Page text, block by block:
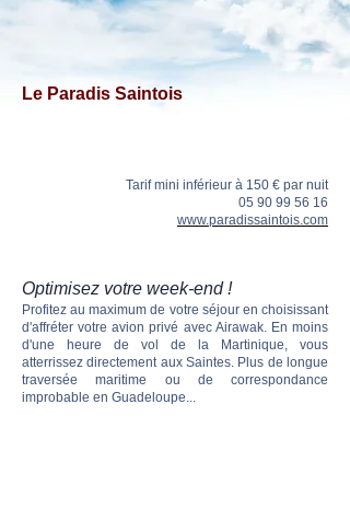
Le Paradis Saintois
Tarif mini inférieur à 150 € par nuit
05 90 99 56 16
www.paradissaintois.com
Optimisez votre week-end !
Profitez au maximum de votre séjour en choisissant
d'affréter votre avion privé avec Airawak. En moins
d'une heure de vol de la Martinique, vous
atterrissez directement aux Saintes. Plus de longue
traversée maritime ou de correspondance
improbable en Guadeloupe...